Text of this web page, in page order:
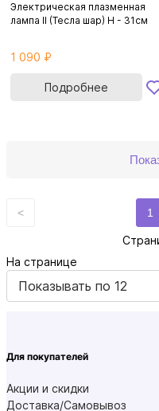
Электрическая плазменная
лампа II (Тесла шар) H - 31см
1 090 ₽
Подробнее
< 1
На странице
Для покупателей
Акции и скидки
Доставка/Самовывоз